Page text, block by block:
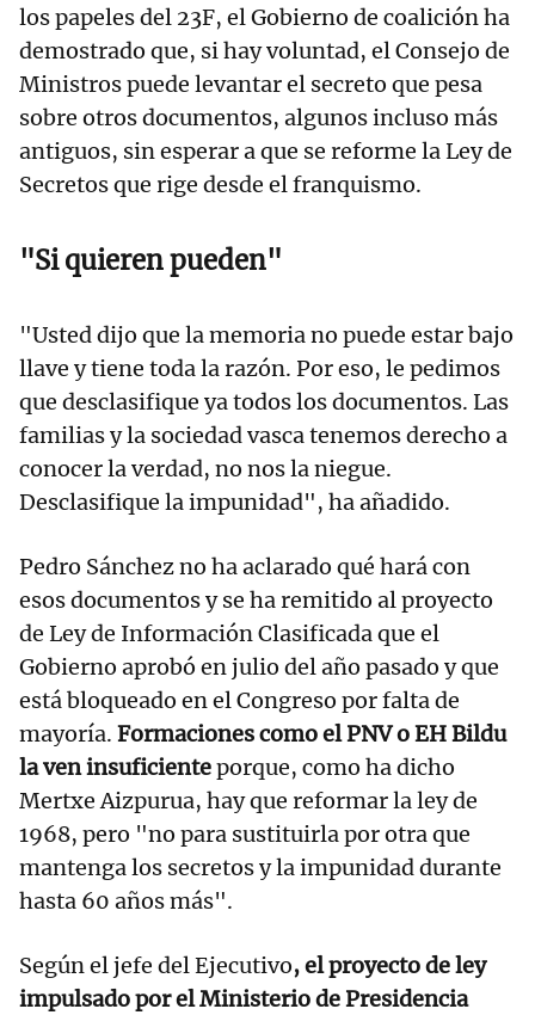
los papeles del 23F, el Gobierno de coalición ha
demostrado que, si hay voluntad, el Consejo de
Ministros puede levantar el secreto que pesa
sobre otros documentos, algunos incluso más
antiguos, sin esperar a que se reforme la Ley de
Secretos que rige desde el franquismo.
"Si quieren pueden"
"Usted dijo que la memoria no puede estar bajo
llave y tiene toda la razón. Por eso, le pedimos
que desclasifique ya todos los documentos. Las
familias y la sociedad vasca tenemos derecho a
conocer la verdad, no nos la niegue.
Desclasifique la impunidad", ha añadido.
Pedro Sánchez no ha aclarado qué hará con
esos documentos y se ha remitido al proyecto
de Ley de Información Clasificada que el
Gobierno aprobó en julio del año pasado y que
está bloqueado en el Congreso por falta de
mayoría. Formaciones como el PNV o EH Bildu
la ven insuficienteporque, como ha dicho
Mertxe Aizpurua, hay que reformar la ley de
1968, pero "no para sustituirla por otra que
mantenga los secretos y la impunidad durante
hasta 60 años más".
Según el jefe del Ejecutivo, el proyecto de ley
impulsado por el Ministerio de Presidencia